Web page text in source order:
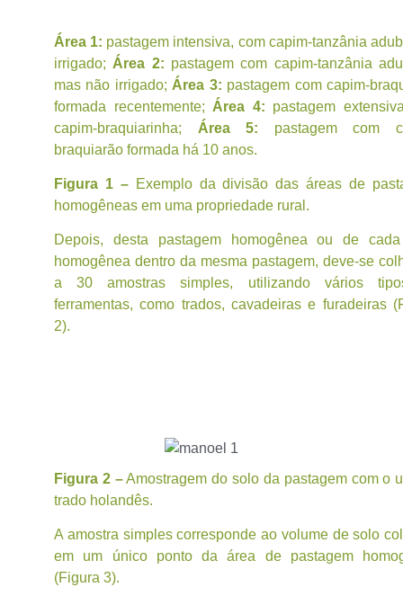
Área 1: pastagem intensiva, com capim-tanzânia
irrigado; Área 2: pastagem com capim-tanzânia
mas não irrigado; Área 3: pastagem com capim-
formada recentemente; Área 4: pastagem
capim-braquiarinha; Área 5: pastagem com
braquiarão formada há 10 anos.
Figura 1 –Exemplo da divisão das áreas de
homogêneas em uma propriedade rural.
Depois, desta pastagem homogênea ou de
homogênea dentro da mesma pastagem, deve-se
a 30 amostras simples, utilizando vários
ferramentas, como trados, cavadeiras e furadeiras
2).
Figura 2 –Amostragem do solo da pastagem com o
trado holandês.
A amostra simples corresponde ao volume de solo
em um único ponto da área de pastagem
(Figura 3).